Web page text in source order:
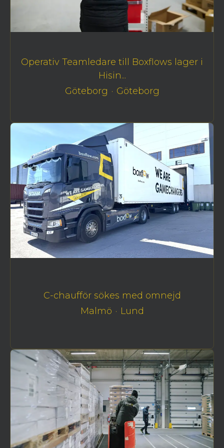
Operativ Teamledare till Boxflows lager i
Hisin...
Göteborg · Göteborg
C-chaufför sökes med omnejd
Malmö · Lund